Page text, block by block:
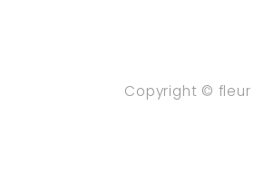
Copyright © fleur